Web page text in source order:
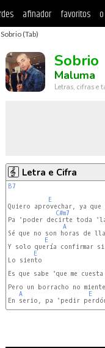
afinador favoritos
Sobrio (Tab)
Sobrio
Maluma
Letras, cifras e
Letra e Cifra
B7
E
Quiero aprovechar, ya que
C#m7
Pa 'poder decirte toda
A
Sé que no son horas de
E
Y solo quería confirmar si
E
Lo siento
Es que sabe 'que me
Pero un borracho no
A
E
En serio, pa 'pedir